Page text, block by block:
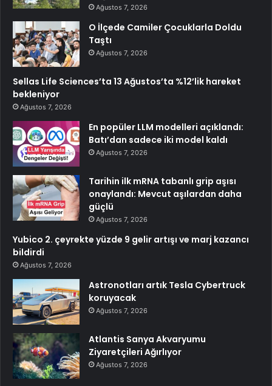
Ağustos 7, 2026
O İlçede Camiler Çocuklarla Doldu
Taştı
Ağustos 7, 2026
Sellas Life Sciences’ta 13 Ağustos’ta %12’lik hareket
bekleniyor
Ağustos 7, 2026
En popüler LLM modelleri açıklandı:
Batı’dan sadece iki model kaldı
Ağustos 7, 2026
Tarihin ilk mRNA tabanlı grip aşısı
onaylandı: Mevcut aşılardan daha
güçlü
Ağustos 7, 2026
Yubico 2. çeyrekte yüzde 9 gelir artışı ve marj kazancı
bildirdi
Ağustos 7, 2026
Astronotları artık Tesla Cybertruck
koruyacak
Ağustos 7, 2026
Atlantis Sanya Akvaryumu
Ziyaretçileri Ağırlıyor
Ağustos 7, 2026